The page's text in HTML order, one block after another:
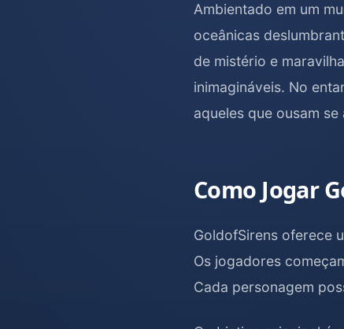
Ambientado em um
oceânicas
de mistério e
inimagináveis. No
aqueles que ousam
Como Jogar
GoldofSirens oferece
Os jogadores
Cada personagem